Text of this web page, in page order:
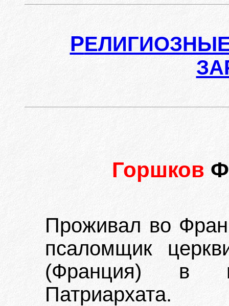
Р
Горшков
Проживал во
псаломщик
(Франция) в
Патриархата.